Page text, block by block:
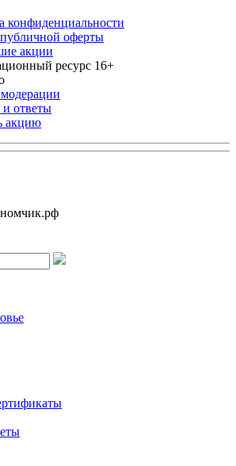
конфиденциальности
оферты
акции
ресурс 16+
ответы
акцию